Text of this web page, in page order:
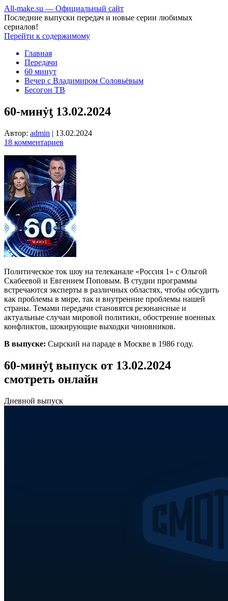
All-make.su — Официальный сайт
Последние выпуски передач и новые серии любимых
сериалов!
Перейти к содержимому
Главная
Передачи
60 минут
Вечер с Владимиром Соловьёвым
Бесогон ТВ
60-минẏƫ 13.02.2024
Автор: admin | 13.02.2024
18 комментариев
Политическое ток шоу на телеканале «Россия 1» с Ольгой
Скабеевой и Евгением Поповым. В студии программы
встречаются эксперты в различных областях, чтобы обсудить
как проблемы в мире, так и внутренние проблемы нашей
страны. Темами передачи становятся резонансные и
актуальные случаи мировой политики, обострение военных
конфликтов, шокирующие выходки чиновников.
В выпуске: Сырский на параде в Москве в 1986 году.
60-минẏƫ выпуск от 13.02.2024
смотреть онлайн
Дневной выпуск